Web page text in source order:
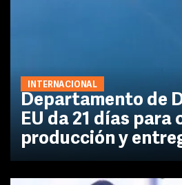
INTERNACIONAL
Departamento de
EU da 21 días para
producción y